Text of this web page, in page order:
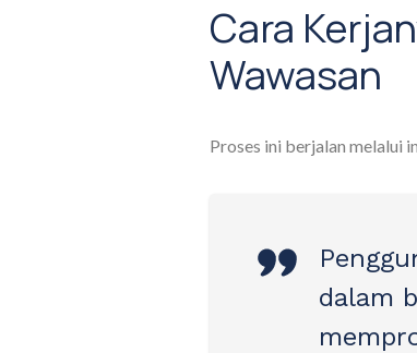
Cara
Wawasan
Proses ini berjalan melalui
dalam